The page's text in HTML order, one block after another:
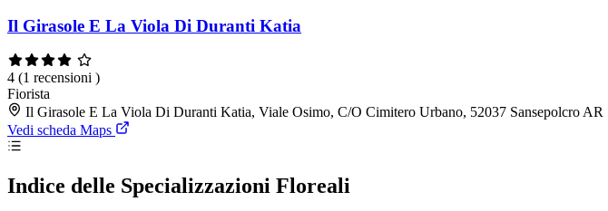
Il Girasole E La Viola Di Duranti Katia
4 (1 recensioni )
Fiorista
Il Girasole E La Viola Di Duranti Katia, Viale Osimo, C/O Cimitero Urbano, 52037 Sansepolcro AR
Vedi scheda Maps
Indice delle Specializzazioni Floreali